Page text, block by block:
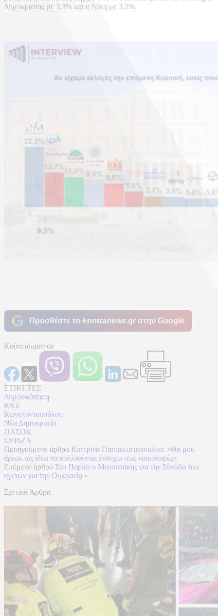
Δημοκρατίας με 3,3% και η Νίκη με 3,2%.
Προσθέστε το kontranews.gr στην Google
Κοινοποίηση σε
ΕΤΙΚΕΤΕΣ
Δημοσκόπηση
ΚΚΕ
Κωνσταντοπούλου
Νέα Δημοκρατία
ΠΑΣΟΚ
ΣΥΡΙΖΑ
Προηγούμενο άρθρο Κατερίνα Παπακωστοπούλου: «Θα μου
άρεσε ως ιδέα να κολλιούνται ένσημα στις νοικοκυρές»
Επόμενο άρθρο Στο Παρίσι ο Μητσοτάκης για την Σύνοδο των
ηγετών για την Ουκρανία »
Σχετικά Άρθρα